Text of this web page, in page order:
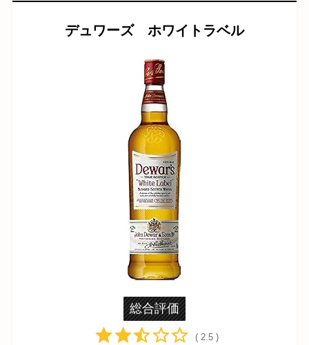
デュワーズ ホワイトラベル
総合評価
( 2.5 )